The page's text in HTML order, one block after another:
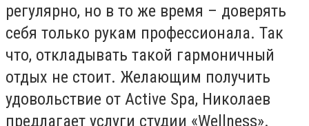
регулярно, но в то же время – доверять
себя только рукам профессионала. Так
что, откладывать такой гармоничный
отдых не стоит. Желающим получить
удовольствие от Active Spa, Николаев
предлагает услуги студии «Wellness».